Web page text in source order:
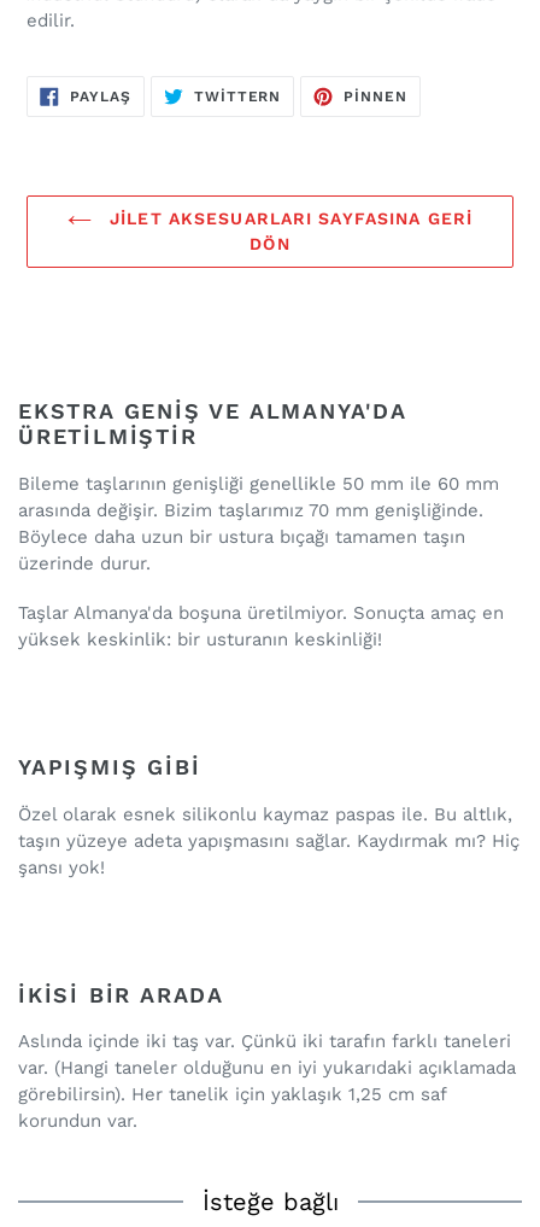
edilir.
PAYLAŞ FACEBOOK'TA
PAYLAŞ
TWITTERN TWITTER'DA
TWEET
PINNEN
JILET AKSESUARLARI SAYFASINA GERI
DÖN
EKSTRA GENIŞ VE ALMANYA'DA
ÜRETILMIŞTIR
Bileme taşlarının genişliği genellikle 50 mm ile 60 mm
arasında değişir. Bizim taşlarımız 70 mm genişliğinde.
Böylece daha uzun bir ustura bıçağı tamamen taşın
üzerinde durur.
Taşlar Almanya'da boşuna üretilmiyor. Sonuçta amaç en
yüksek keskinlik: bir usturanın keskinliği!
YAPIŞMIŞ GIBI
Özel olarak esnek silikonlu kaymaz paspas ile. Bu altlık,
taşın yüzeye adeta yapışmasını sağlar. Kaydırmak mı? Hiç
şansı yok!
İKISI BIR ARADA
Aslında içinde iki taş var. Çünkü iki tarafın farklı taneleri
var. (Hangi taneler olduğunu en iyi yukarıdaki açıklamada
görebilirsin). Her tanelik için yaklaşık 1,25 cm saf
korundun var.
İsteğe bağlı